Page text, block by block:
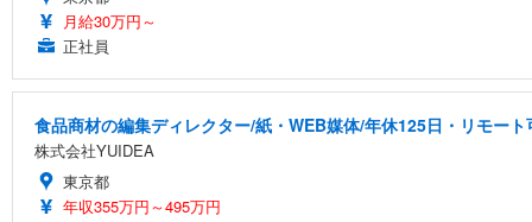
月給30万円～
正社員
食品商材の編集ディレクター/紙・WEB媒体/年休125日・リモート
株式会社YUIDEA
東京都
年収355万円～495万円